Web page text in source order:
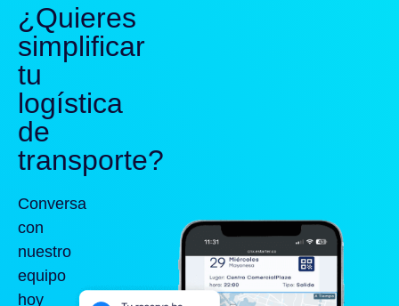
¿Quieres
simplificar
tu
logística
de
transporte?
Conversa
con
nuestro
equipo
hoy